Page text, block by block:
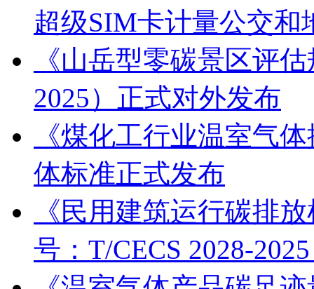
超级SIM卡计量公交和
《山岳型零碳景区评
2025）正式对外发布
《煤化工行业温室气
体标准正式发布
《民用建筑运行碳排
号：T/CECS 2028-